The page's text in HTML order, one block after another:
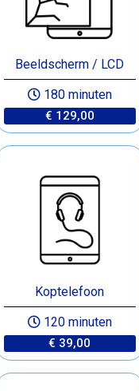
Beeldscherm / LCD
180 minuten
€ 129,00
Koptelefoon
120 minuten
€ 39,00